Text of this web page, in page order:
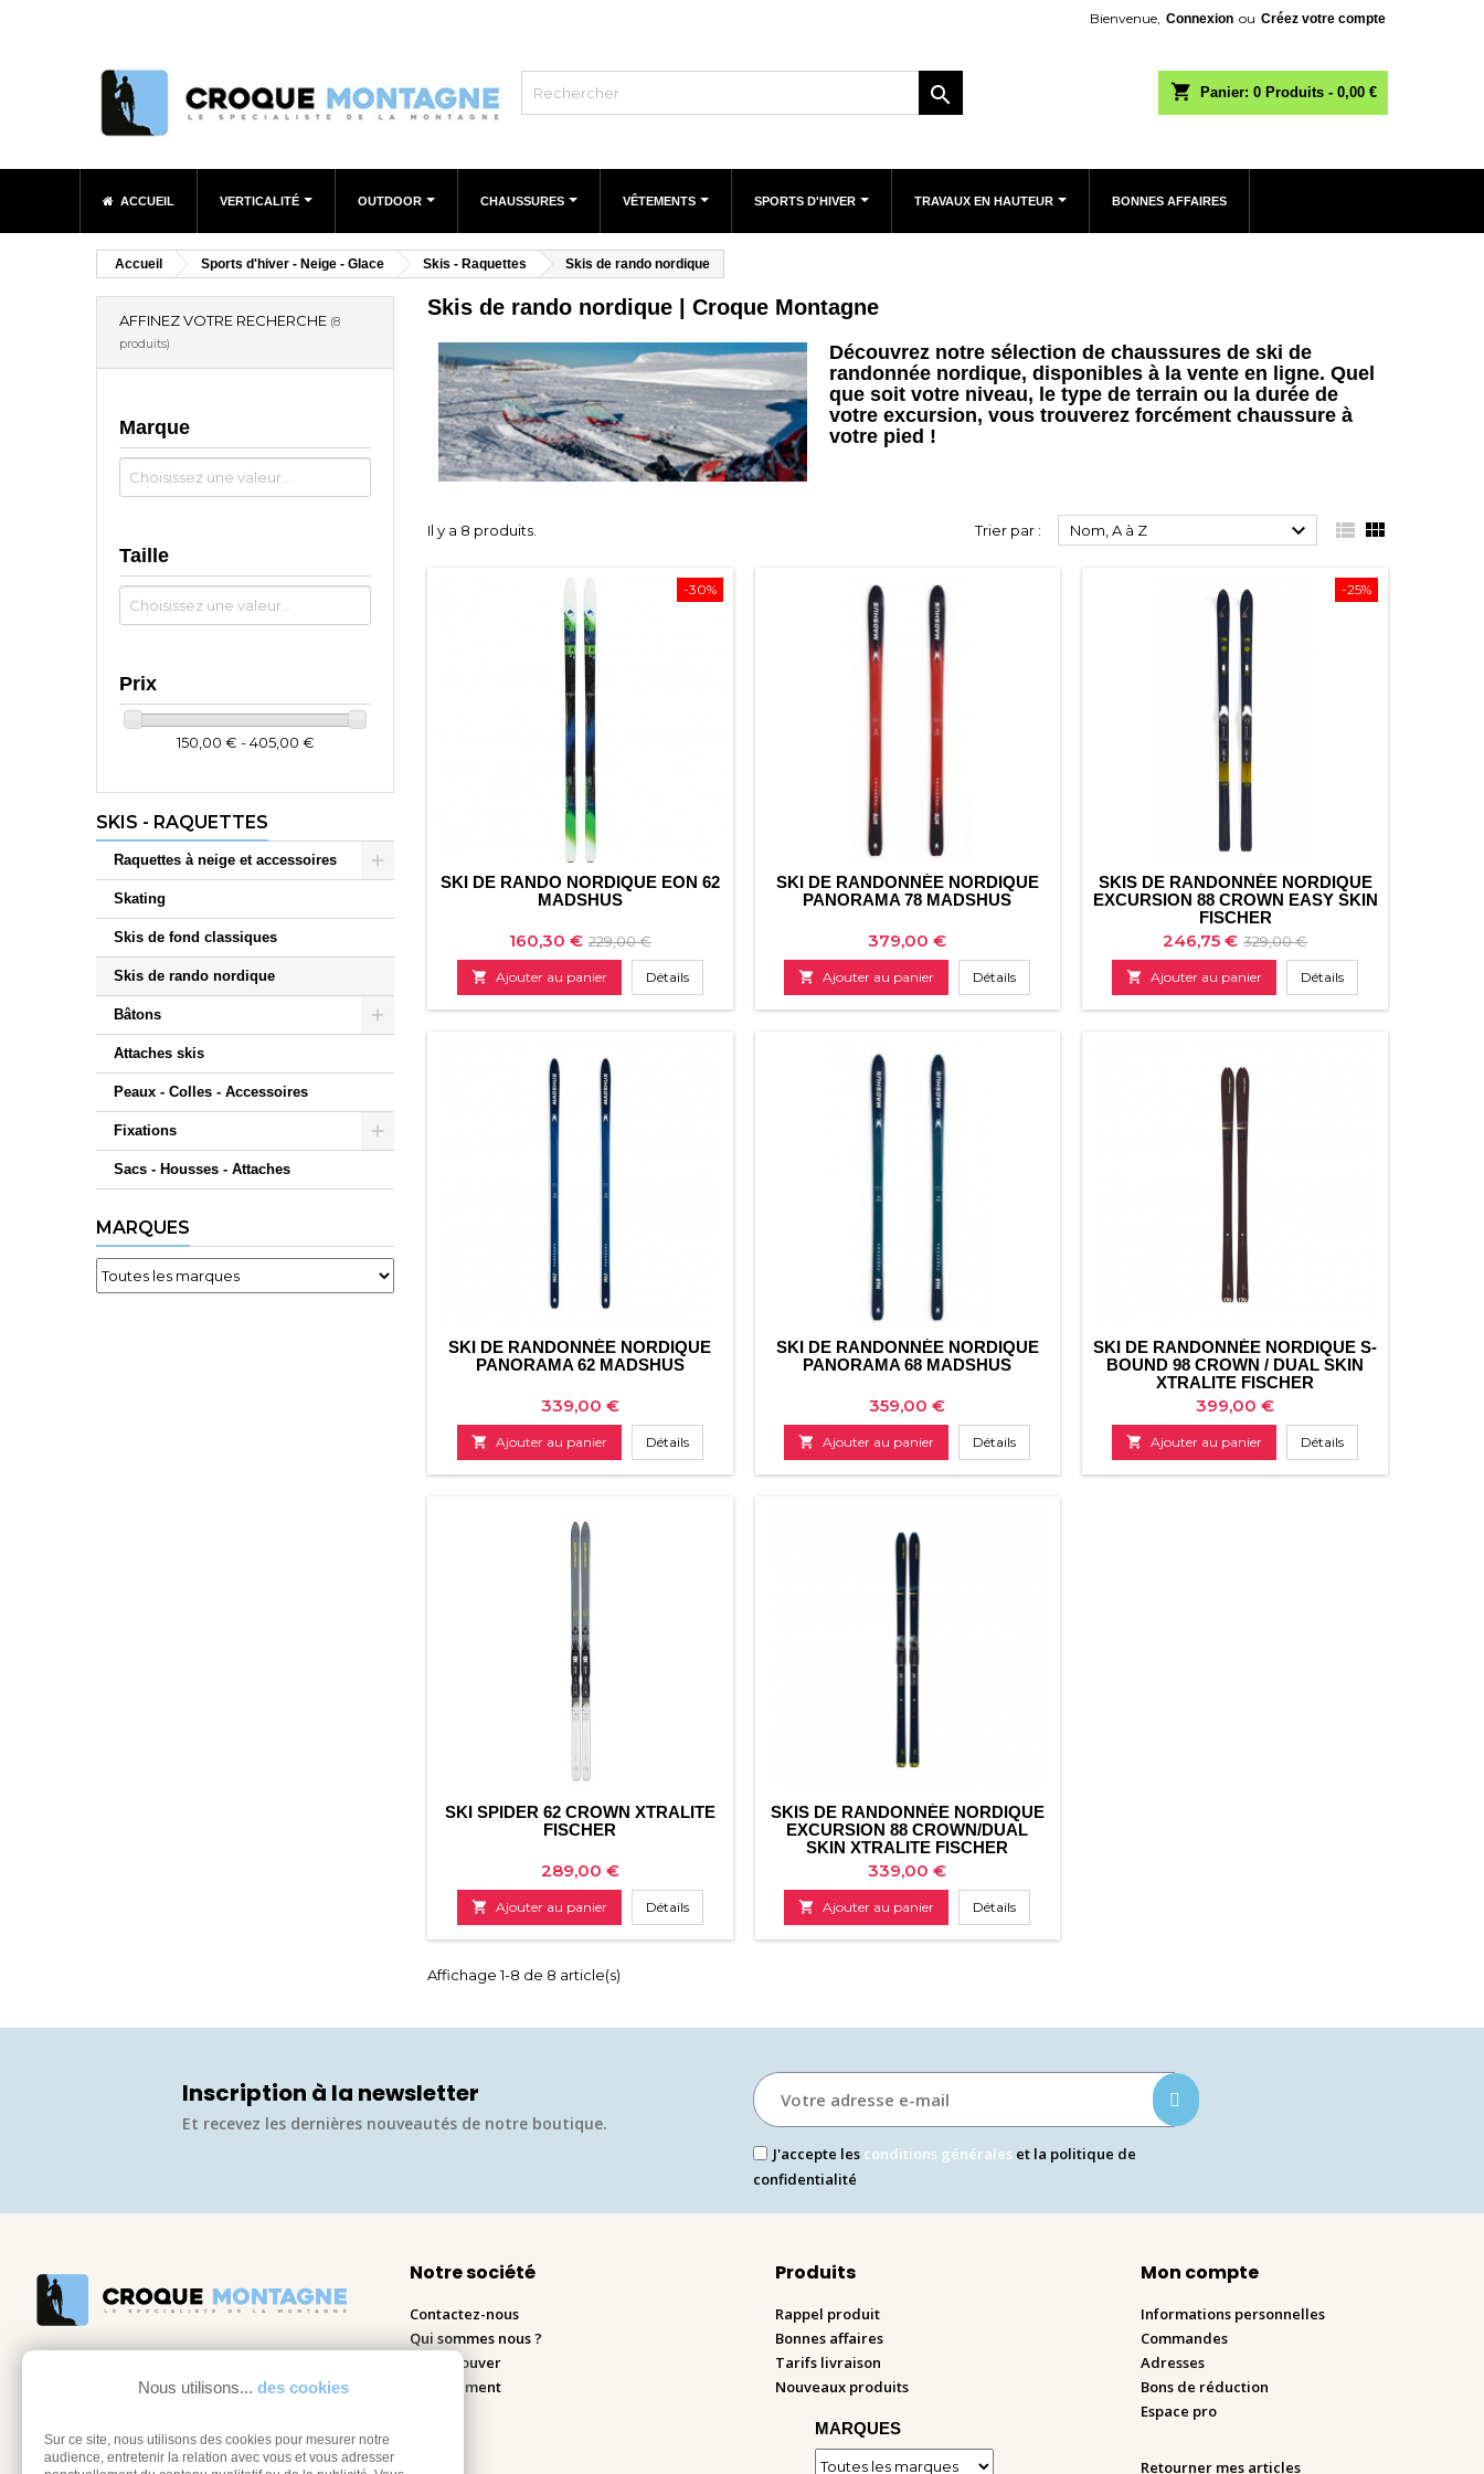
Bienvenue, Connexion ou Créez votre compte
shopping_cart Panier: 0 Produits - 0,00 €

Nous utilisons... des cookies
Sur ce site, nous utilisons des cookies pour mesurer notre
audience, entretenir la relation avec vous et vous adresser
ACCUEIL VERTICALITÉ OUTDOOR CHAUSSURES VÊTEMENTS SPORTS D'HIVER TRAVAUX EN HAUTEUR BONNES AFFAIRES
Accueil Sports d'hiver - Neige - Glace Skis - Raquettes Skis de rando nordique
AFFINEZ VOTRE RECHERCHE (8
produits)
Marque
Taille
Prix
150,00 € - 405,00 €
SKIS - RAQUETTES
Raquettes à neige et accessoires
Skating
Skis de fond classiques
Skis de rando nordique
Bâtons
Attaches skis
Peaux - Colles - Accessoires
Fixations
Sacs - Housses - Attaches
MARQUES
Skis de rando nordique | Croque Montagne
Découvrez notre sélection de chaussures de ski de
randonnée nordique, disponibles à la vente en ligne. Quel
que soit votre niveau, le type de terrain ou la durée de
votre excursion, vous trouverez forcément chaussure à
votre pied !
Il y a 8 produits. Trier par : Nom, A à Z   
-30%
SKI DE RANDO NORDIQUE EON 62
MADSHUS
Prix
160,30 € Prix
de
base
229,00 €
 Ajouter au panier Détails
SKI DE RANDONNÉE NORDIQUE
PANORAMA 78 MADSHUS
Prix
379,00 €
 Ajouter au panier Détails
-25%
SKIS DE RANDONNÉE NORDIQUE
EXCURSION 88 CROWN EASY SKIN
FISCHER
Prix
246,75 € Prix
de
base
329,00 €
 Ajouter au panier Détails
SKI DE RANDONNÉE NORDIQUE
PANORAMA 62 MADSHUS
Prix
339,00 €
 Ajouter au panier Détails
SKI DE RANDONNÉE NORDIQUE
PANORAMA 68 MADSHUS
Prix
359,00 €
 Ajouter au panier Détails
SKI DE RANDONNÉE NORDIQUE S-
BOUND 98 CROWN / DUAL SKIN
XTRALITE FISCHER
Prix
399,00 €
 Ajouter au panier Détails
SKI SPIDER 62 CROWN XTRALITE
FISCHER
Prix
289,00 €
 Ajouter au panier Détails
SKIS DE RANDONNÉE NORDIQUE
EXCURSION 88 CROWN/DUAL
SKIN XTRALITE FISCHER
Prix
339,00 €
 Ajouter au panier Détails
Affichage 1-8 de 8 article(s)
Inscription à la newsletter
Et recevez les dernières nouveautés de notre boutique.​
J'accepte les conditions générales et la politique de
confidentialité
Notre société
Contactez-nous
Qui sommes nous ?
Nous trouver
Recrutement
Produits
Rappel produit
Bonnes affaires
Tarifs livraison
Nouveaux produits
MARQUES
Mon compte
Informations personnelles
Commandes
Adresses
Bons de réduction
Espace pro
Retourner mes articles